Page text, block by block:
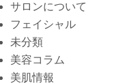
サロンについて
フェイシャル
未分類
美容コラム
美肌情報